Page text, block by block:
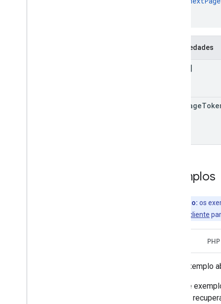
Propriedades
jobs[]
Page
Exemplos
Observação: os
bibliotecas de cliente
PHP
O exemplo
Este
para